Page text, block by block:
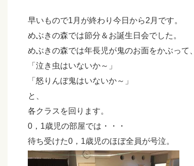
早いもので1月が終わり今日から2月です。
めぶきの森では節分＆お誕生日会でした。
めぶきの森では年長児が鬼のお面をかぶって、
「泣き虫はいないか～」
「怒りんぼ鬼はいないか～」
と、
各クラスを回ります。
0，1歳児の部屋では・・・
待ち受けた0，1歳児のほぼ全員が号泣。